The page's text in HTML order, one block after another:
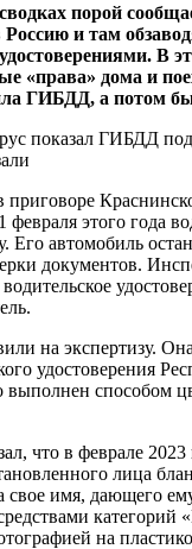
порой
Россию и там
В
«права» дома и
ГИБДД, а потом
приговоре
февраля этого года
Его автомобиль
документов.
на экспертизу.
удостоверения
выполнен способом
что в феврале
лица
свое имя, дающего
на